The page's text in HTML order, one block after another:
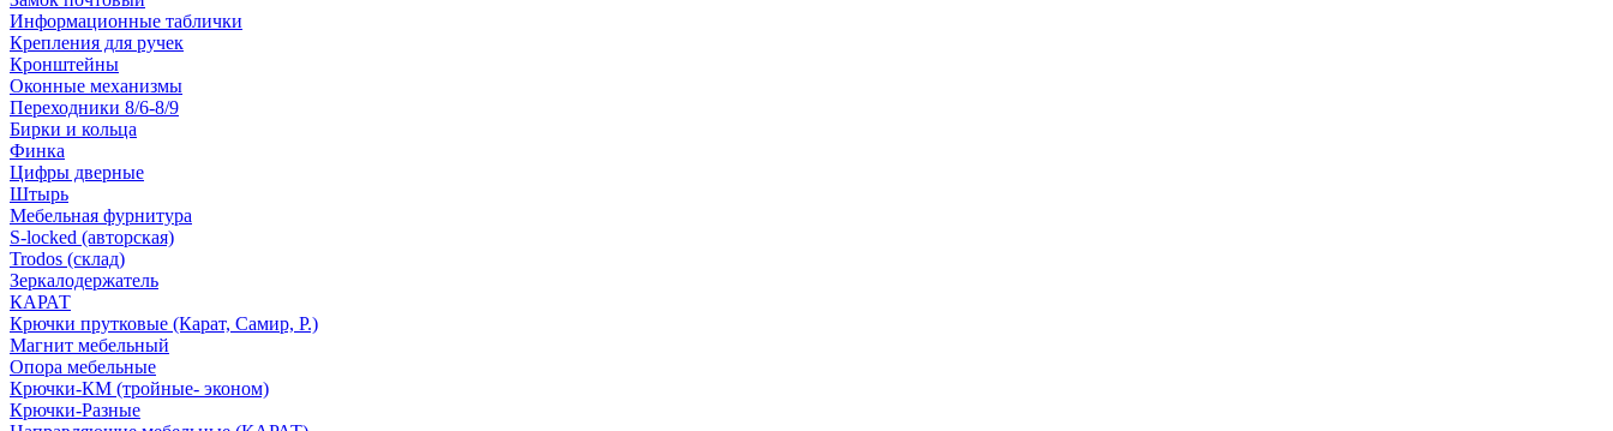
Информационные таблички
Крепления для ручек
Кронштейны
Оконные механизмы
Переходники 8/6-8/9
Бирки и кольца
Финка
Цифры дверные
Штырь
Мебельная фурнитура
S-locked (авторская)
Trodos (склад)
Зеркалодержатель
КАРАТ
Крючки прутковые (Карат, Самир, Р.)
Магнит мебельный
Опора мебельные
Крючки-КМ (тройные- эконом)
Крючки-Разные